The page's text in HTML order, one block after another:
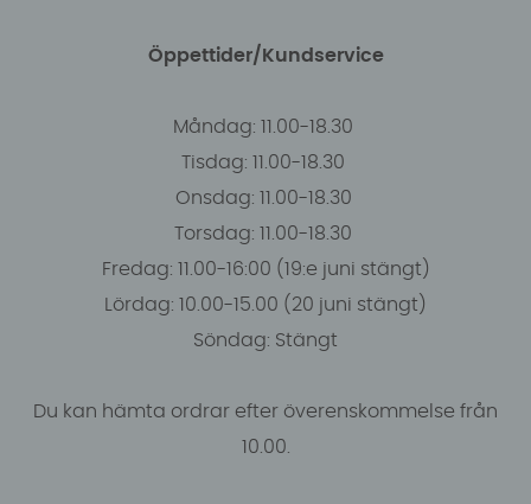
Öppettider/Kundservice
Måndag: 11.00-18.30
Tisdag: 11.00-18.30
Onsdag: 11.00-18.30
Torsdag: 11.00-18.30
Fredag: 11.00-16:00 (19:e juni stängt)
Lördag: 10.00-15.00 (20 juni stängt)
Söndag: Stängt
Du kan hämta ordrar efter överenskommelse från
10.00.